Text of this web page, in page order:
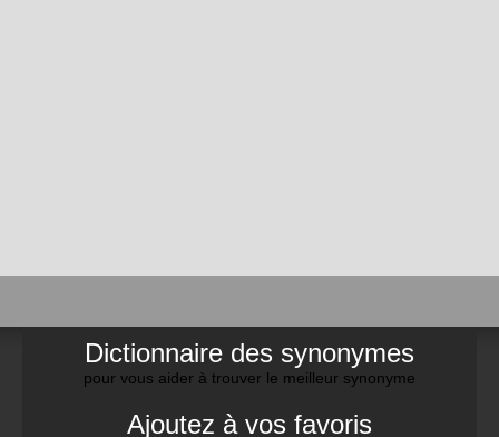
Dictionnaire des synonymes
pour vous aider à trouver le meilleur synonyme
Ajoutez à vos favoris